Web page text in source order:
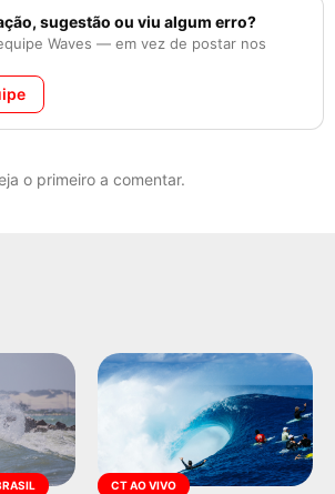
sugestão ou viu algum erro?
Waves — em vez de postar nos
o primeiro a comentar.
CT AO VIVO